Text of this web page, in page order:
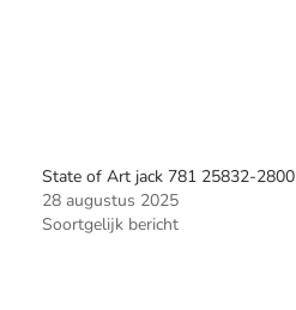
State of Art jack 781 25832-2800
28 augustus 2025
Soortgelijk bericht